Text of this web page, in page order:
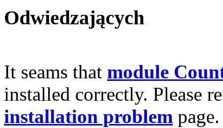
Odwiedzających
It seams that module
installed correctly. Please
installation problem page.